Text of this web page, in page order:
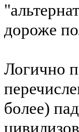
дороже
Логично
более)